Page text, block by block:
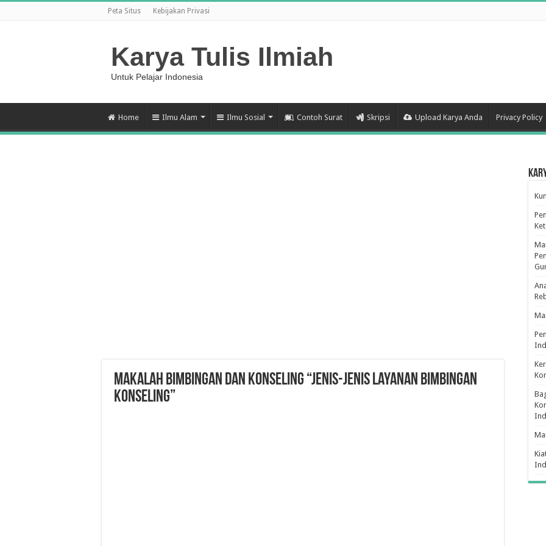
Peta Situs Kebijakan Privasi
Karya Tulis Ilmiah
Untuk Pelajar Indonesia
Home Ilmu Alam Ilmu Sosial Contoh Surat Skripsi Upload Karya Anda Privacy Policy
MAKALAH BIMBINGAN DAN KONSELING “Jenis-Jenis Layanan Bimbingan
Konseling”